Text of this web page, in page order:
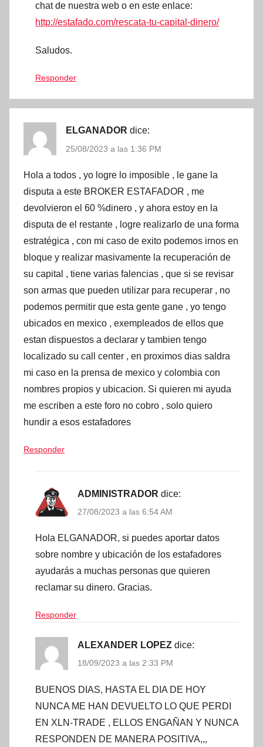
chat de nuestra web o en este enlace:
http://estafado.com/rescata-tu-capital-dinero/
Saludos.
Responder
ELGANADOR dice:
25/08/2023 a las 1:36 PM
Hola a todos , yo logre lo imposible , le gane la
disputa a este BROKER ESTAFADOR , me
devolvieron el 60 %dinero , y ahora estoy en la
disputa de el restante , logre realizarlo de una forma
estratégica , con mi caso de exito podemos irnos en
bloque y realizar masivamente la recuperación de
su capital , tiene varias falencias , que si se revisar
son armas que pueden utilizar para recuperar , no
podemos permitir que esta gente gane , yo tengo
ubicados en mexico , exempleados de ellos que
estan dispuestos a declarar y tambien tengo
localizado su call center , en proximos dias saldra
mi caso en la prensa de mexico y colombia con
nombres propios y ubicacion. Si quieren mi ayuda
me escriben a este foro no cobro , solo quiero
hundir a esos estafadores
Responder
ADMINISTRADOR dice:
27/08/2023 a las 6:54 AM
Hola ELGANADOR, si puedes aportar datos
sobre nombre y ubicación de los estafadores
ayudarás a muchas personas que quieren
reclamar su dinero. Gracias.
Responder
ALEXANDER LOPEZ dice:
18/09/2023 a las 2:33 PM
BUENOS DIAS, HASTA EL DIA DE HOY
NUNCA ME HAN DEVUELTO LO QUE PERDI
EN XLN-TRADE , ELLOS ENGAÑAN Y NUNCA
RESPONDEN DE MANERA POSITIVA,,,